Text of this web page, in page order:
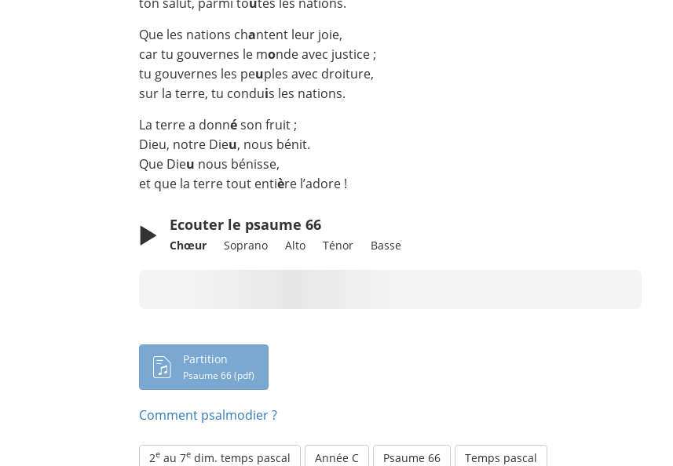
Que les nations chantent leur joie,
car tu gouvernes le monde avec justice ;
tu gouvernes les peuples avec droiture,
sur la terre, tu conduis les nations.
La terre a donnéson fruit ;
Dieu, notre Dieu, nous bénit.
Que Dieu nous bénisse,
et que la terre tout entière l’adore !
Ecouter le psaume 66
Chœur Soprano Alto Ténor Basse
Partition
Psaume 66 (pdf)
Comment psalmodier ?
2e au 7e dim. temps pascal Année C Psaume 66 Temps pascal